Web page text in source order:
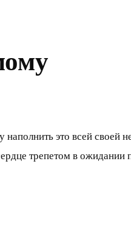
наполнить это всей
трепетом в ожидании